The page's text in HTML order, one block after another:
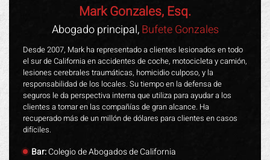
Mark Gonzales, Esq.
Abogado principal,Bufete Gonzales
Desde 2007, Mark ha representado a clientes lesionados en todo
el sur de California en accidentes de coche, motocicleta y camión,
lesiones cerebrales traumáticas, homicidio culposo, y la
responsabilidad de los locales. Su tiempo en la defensa de
seguros le da perspectiva interna que utiliza para ayudar a los
clientes a tomar en las compañías de gran alcance. Ha
recuperado más de un millón de dólares para clientes en casos
difíciles.
Bar:Colegio de Abogados de California